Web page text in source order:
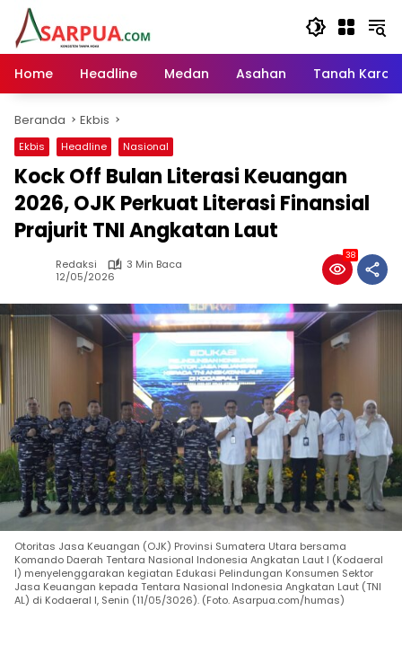
Langsung
konten
Home
Headline Medan Asahan Tanah Karo
Beranda Ekbis
Ekbis Headline Nasional
Kock Off Bulan Literasi Keuangan
2026, OJK Perkuat Literasi Finansial
Prajurit TNI Angkatan Laut
Redaksi
3 Min Baca
12/05/2026
38
Otoritas Jasa Keuangan (OJK) Provinsi Sumatera Utara bersama
Komando Daerah Tentara Nasional Indonesia Angkatan Laut I (Kodaeral
I) menyelenggarakan kegiatan Edukasi Pelindungan Konsumen Sektor
Jasa Keuangan kepada Tentara Nasional Indonesia Angkatan Laut (TNI
AL) di Kodaeral I, Senin (11/05/3026). (Foto. Asarpua.com/humas)